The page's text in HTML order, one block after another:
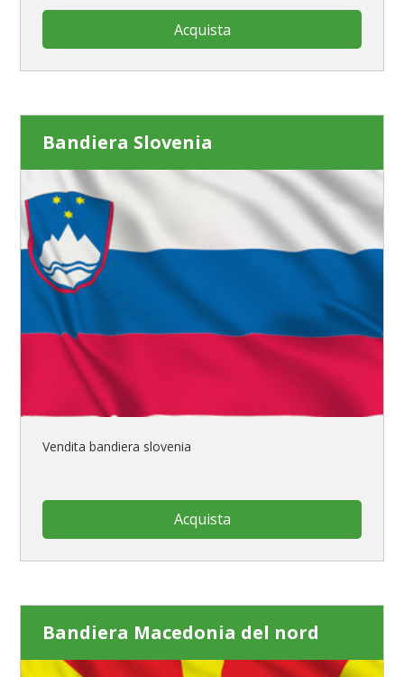
Acquista
Bandiera Slovenia
Vendita bandiera slovenia
Acquista
Bandiera Macedonia del nord